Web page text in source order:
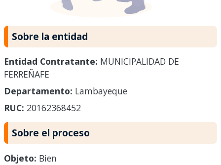
Sobre la entidad
Entidad Contratante: MUNICIPALIDAD DE
FERREÑAFE
Departamento: Lambayeque
RUC: 20162368452
Sobre el proceso
Objeto: Bien